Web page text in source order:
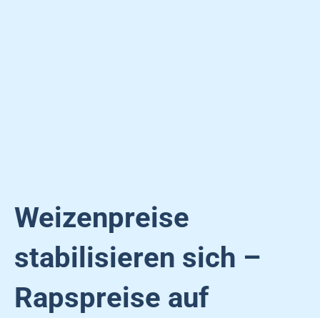
Weizenpreise
stabilisieren sich –
Rapspreise auf